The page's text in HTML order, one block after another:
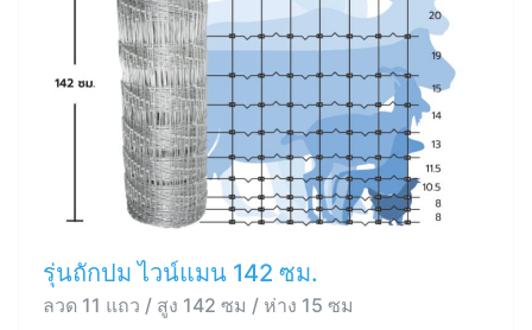
รุ่นถักปม ไวน์แมน 142 ซม.
ลวด 11 แถว / สูง 142 ซม / ห่าง 15 ซม